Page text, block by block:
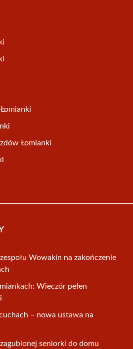
Łomianki
Wowakin na zakończenie
Wieczór pełen
– nowa ustawa na
seniorki do domu